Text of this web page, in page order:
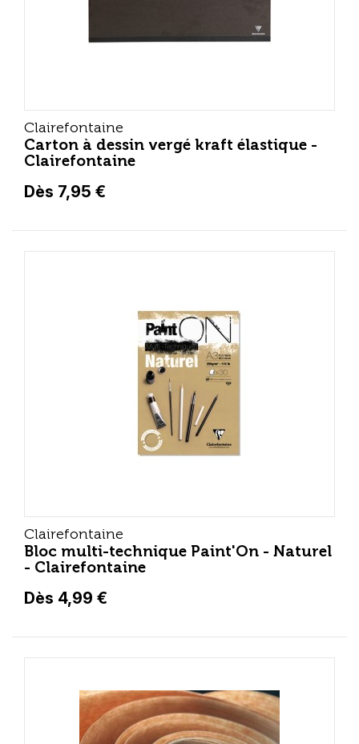
Clairefontaine
Carton à dessin vergé kraft élastique -
Clairefontaine
Dès 7,95 €
Clairefontaine
Bloc multi-technique Paint'On - Naturel
- Clairefontaine
Dès 4,99 €